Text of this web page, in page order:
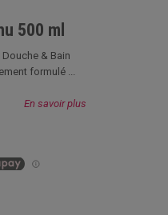
500 ml
& Bain
formulé ...
En savoir plus